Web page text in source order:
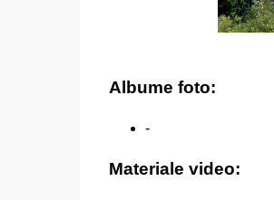
Albume foto:
-
Materiale video: